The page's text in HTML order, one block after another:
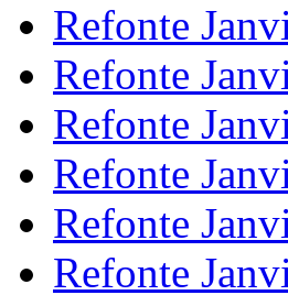
Refonte
Refonte
Refonte
Refonte
Refonte
Refonte